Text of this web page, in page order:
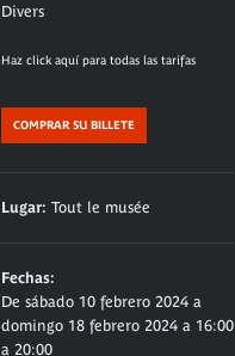
Divers
Haz click aquí para todas las tarifas
COMPRAR SU BILLETE
Lugar: Tout le musée
Fechas:
De sábado 10 febrero 2024 a
domingo 18 febrero 2024 a 16:00
a 20:00